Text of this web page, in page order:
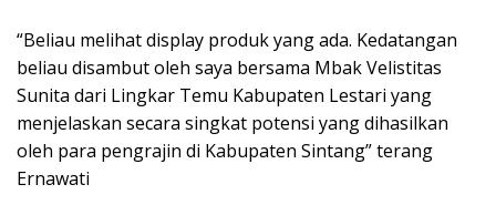
“Beliau melihat display produk yang ada. Kedatangan
beliau disambut oleh saya bersama Mbak Velistitas
Sunita dari Lingkar Temu Kabupaten Lestari yang
menjelaskan secara singkat potensi yang dihasilkan
oleh para pengrajin di Kabupaten Sintang” terang
Ernawati